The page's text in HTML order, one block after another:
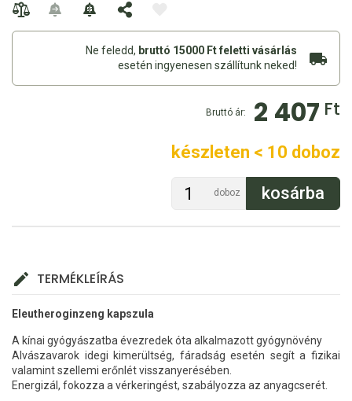
Ne feledd, bruttó 15000 Ft feletti vásárlás
esetén ingyenesen szállítunk neked!
Bruttó ár: 2 407 Ft
készleten < 10 doboz
doboz
TERMÉKLEÍRÁS
Eleutheroginzeng kapszula
A kínai gyógyászatba évezredek óta alkalmazott gyógynövény
Alvászavarok idegi kimerültség, fáradság esetén segít a fizikai
valamint szellemi erőnlét visszanyerésében.
Energizál, fokozza a vérkeringést, szabályozza az anyagcserét.